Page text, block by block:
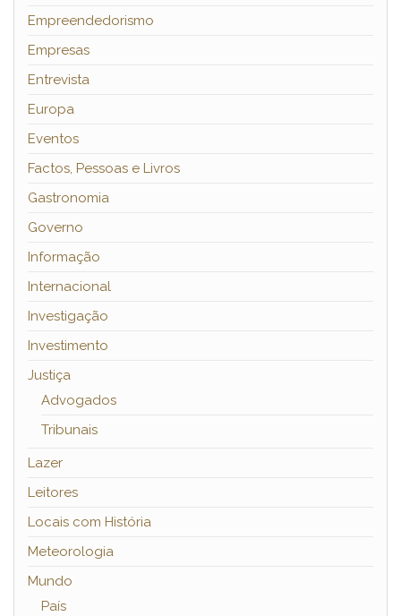
Empreendedorismo
Empresas
Entrevista
Europa
Eventos
Factos, Pessoas e Livros
Gastronomia
Governo
Informação
Internacional
Investigação
Investimento
Justiça
Advogados
Tribunais
Lazer
Leitores
Locais com História
Meteorologia
Mundo
País